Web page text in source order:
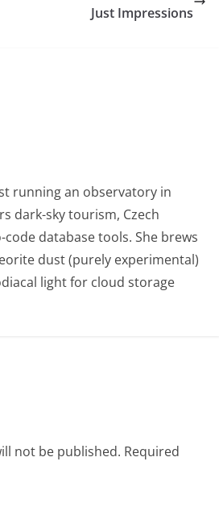
Just Impressions
running an observatory in
dark-sky tourism, Czech
code database tools. She brews
dust (purely experimental)
light for cloud storage
not be published. Required